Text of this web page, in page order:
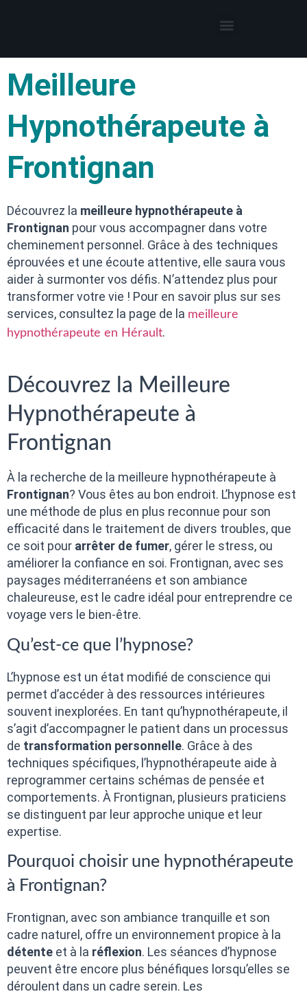
Meilleure
Hypnothérapeute à
Frontignan
Découvrez la meilleure hypnothérapeute à
Frontignan pour vous accompagner dans votre
cheminement personnel. Grâce à des techniques
éprouvées et une écoute attentive, elle saura vous
aider à surmonter vos défis. N’attendez plus pour
transformer votre vie ! Pour en savoir plus sur ses
services, consultez la page de la meilleure
hypnothérapeute en Hérault.
Découvrez la Meilleure
Hypnothérapeute à
Frontignan
À la recherche de la meilleure hypnothérapeute à
Frontignan? Vous êtes au bon endroit. L’hypnose est
une méthode de plus en plus reconnue pour son
efficacité dans le traitement de divers troubles, que
ce soit pour arrêter de fumer, gérer le stress, ou
améliorer la confiance en soi. Frontignan, avec ses
paysages méditerranéens et son ambiance
chaleureuse, est le cadre idéal pour entreprendre ce
voyage vers le bien-être.
Qu’est-ce que l’hypnose?
L’hypnose est un état modifié de conscience qui
permet d’accéder à des ressources intérieures
souvent inexplorées. En tant qu’hypnothérapeute, il
s’agit d’accompagner le patient dans un processus
de transformation personnelle. Grâce à des
techniques spécifiques, l’hypnothérapeute aide à
reprogrammer certains schémas de pensée et
comportements. À Frontignan, plusieurs praticiens
se distinguent par leur approche unique et leur
expertise.
Pourquoi choisir une hypnothérapeute
à Frontignan?
Frontignan, avec son ambiance tranquille et son
cadre naturel, offre un environnement propice à la
détente et à la réflexion. Les séances d’hypnose
peuvent être encore plus bénéfiques lorsqu’elles se
déroulent dans un cadre serein. Les